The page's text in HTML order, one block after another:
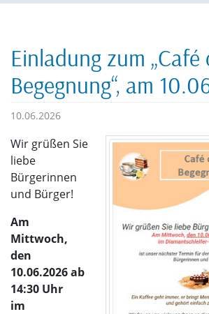
Einladung zum „Café
Begegnung“, am
10.06.2026
Wir grüßen Sie
liebe
Bürgerinnen
und Bürger!
Am
Mittwoch,
den
10.06.2026 ab
14:30 Uhr
im